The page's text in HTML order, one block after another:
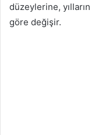
düzeylerine,
göre değişir.